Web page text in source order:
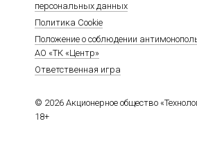
персональных данных
Политика Cookie
Положение о соблюдении
АО «ТК «Центр»
Ответственная игра
© 2026 Акционерное общество
18+